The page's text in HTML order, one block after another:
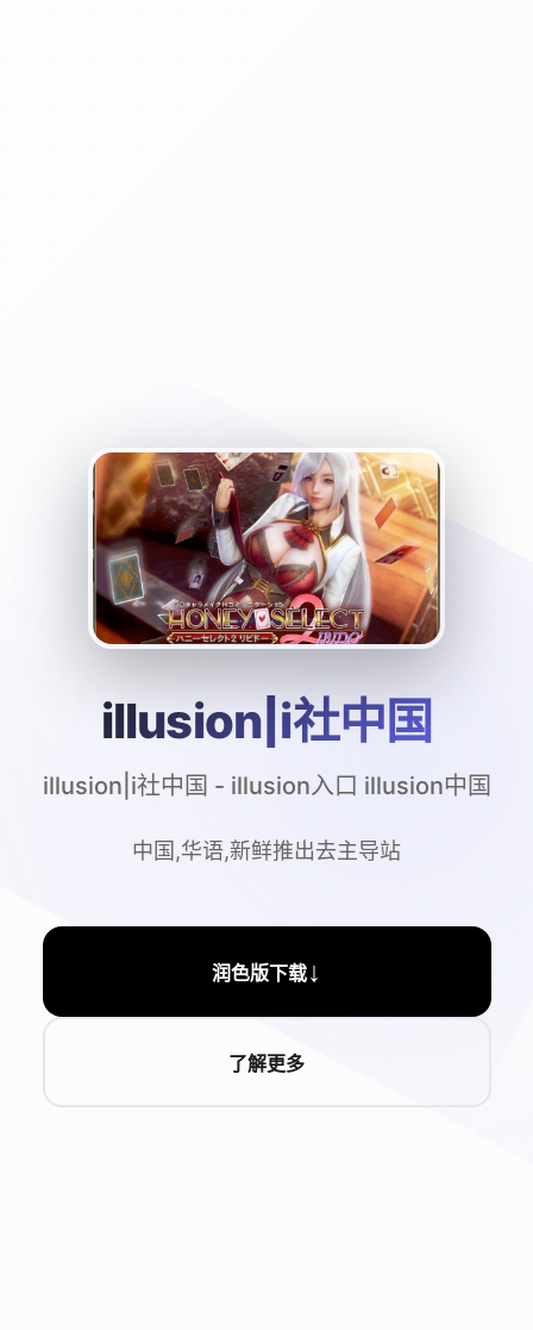
illusion|i社中国
illusion|i社中国 - illusion入口 illusion中国
中国,华语,新鲜推出去主导站
润色版下载↓
了解更多